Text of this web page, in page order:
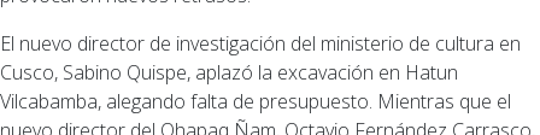
El nuevo director de investigación del ministerio de cultura en
Cusco, Sabino Quispe, aplazó la excavación en Hatun
Vilcabamba, alegando falta de presupuesto. Mientras que el